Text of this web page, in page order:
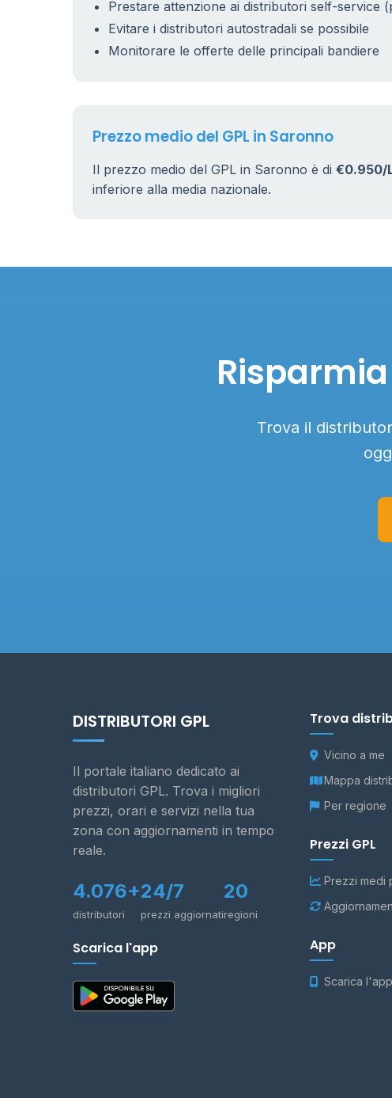
Prestare attenzione ai distributori self-service
Evitare i distributori autostradali se possibile
Monitorare le offerte delle principali bandiere
Prezzo medio del GPL in Saronno
Il prezzo medio del GPL in Saronno è di €0.950/
inferiore alla media nazionale.
Trova il
DISTRIBUTORI GPL
Il portale italiano dedicato ai
distributori GPL. Trova i migliori
prezzi, orari e servizi nella tua
zona con aggiornamenti in tempo
reale.
4.076+
distributori
24/7
prezzi aggiornati
20
regioni
Scarica l'app
Trova
Vicino a me
Mappa
Per regione
Prezzi GPL
Prezzi medi
App
Scarica l'app